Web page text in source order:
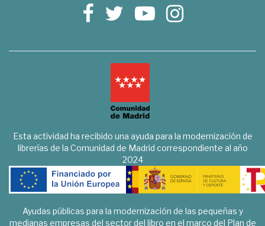
Esta actividad ha recibido una ayuda para la modernización de
librerías de la Comunidad de Madrid correspondiente al año
2024
Ayudas públicas para la modernización de las pequeñas y
medianas empresas del sector del libro en el marco del Plan de